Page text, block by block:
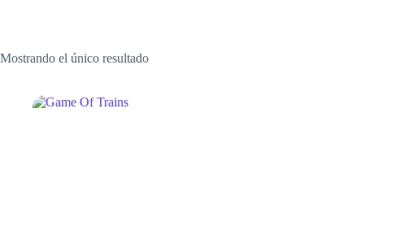
Mostrando el único resultado